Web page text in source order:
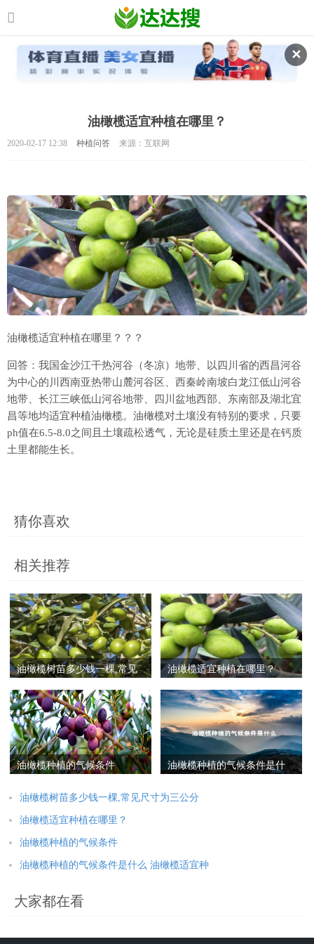
✕
油橄榄适宜种植在哪里？
2020-02-17 12:38 种植问答 来源：互联网
油橄榄适宜种植在哪里？？？
回答：我国金沙江干热河谷（冬凉）地带、以四川省的西昌河谷
为中心的川西南亚热带山麓河谷区、西秦岭南坡白龙江低山河谷
地带、长江三峡低山河谷地带、四川盆地西部、东南部及湖北宜
昌等地均适宜种植油橄榄。油橄榄对土壤没有特别的要求，只要
ph值在6.5-8.0之间且土壤疏松透气，无论是硅质土里还是在钙质
土里都能生长。
猜你喜欢
相关推荐
油橄榄树苗多少钱一棵,常见
油橄榄适宜种植在哪里？
油橄榄种植的气候条件
油橄榄种植的气候条件是什
油橄榄树苗多少钱一棵,常见尺寸为三公分
油橄榄适宜种植在哪里？
油橄榄种植的气候条件
油橄榄种植的气候条件是什么 油橄榄适宜种
大家都在看